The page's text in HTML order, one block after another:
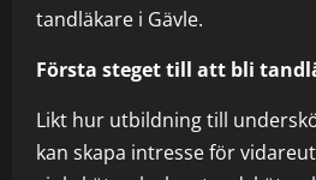
tandläkare i Gävle.
Första steget till att bli
Likt hur utbildning till
kan skapa intresse för